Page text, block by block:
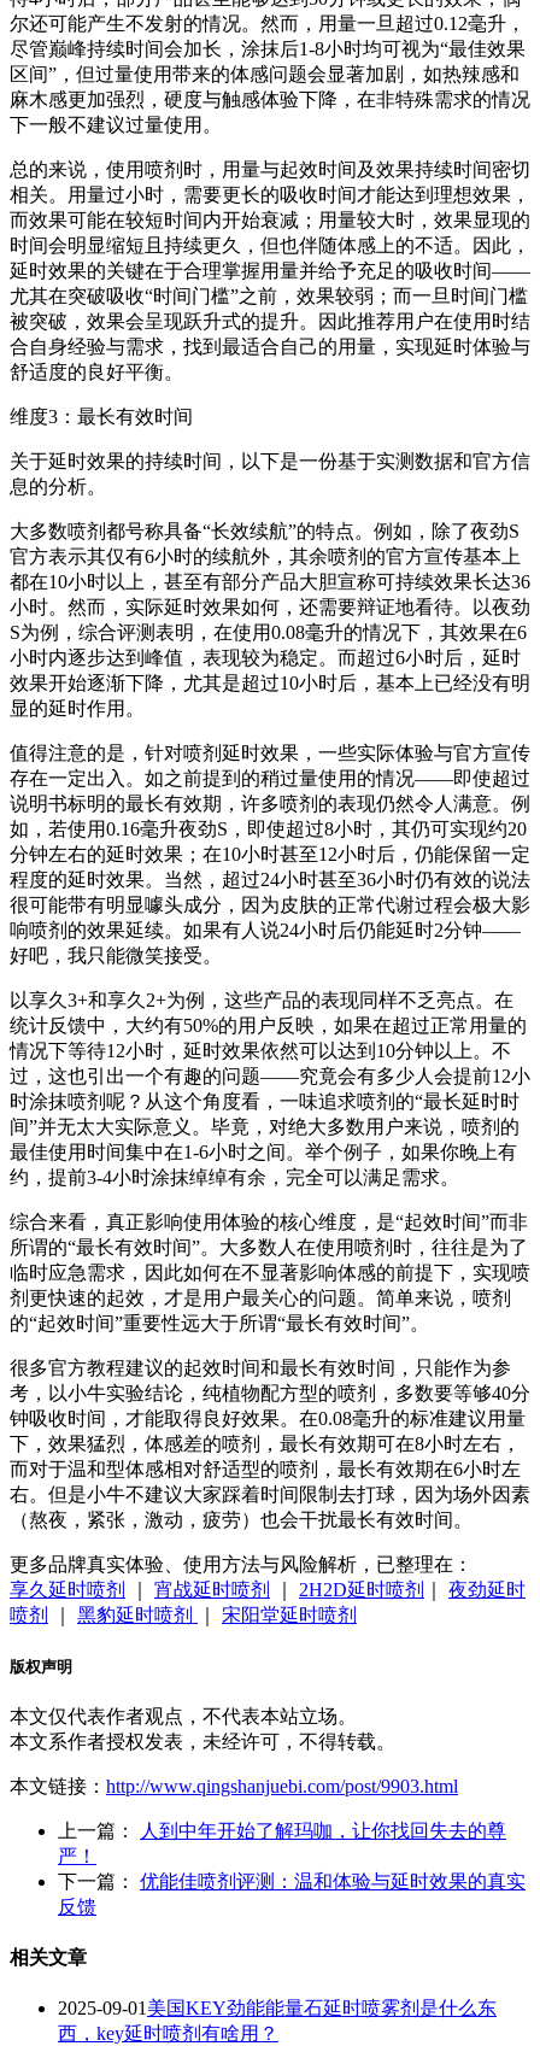
尔还可能产生不发射的情况。然而，用量一旦超过0.12毫升，
尽管巅峰持续时间会加长，涂抹后1-8小时均可视为“最佳效果
区间”，但过量使用带来的体感问题会显著加剧，如热辣感和
麻木感更加强烈，硬度与触感体验下降，在非特殊需求的情况
下一般不建议过量使用。
总的来说，使用喷剂时，用量与起效时间及效果持续时间密切
相关。用量过小时，需要更长的吸收时间才能达到理想效果，
而效果可能在较短时间内开始衰减；用量较大时，效果显现的
时间会明显缩短且持续更久，但也伴随体感上的不适。因此，
延时效果的关键在于合理掌握用量并给予充足的吸收时间——
尤其在突破吸收“时间门槛”之前，效果较弱；而一旦时间门槛
被突破，效果会呈现跃升式的提升。因此推荐用户在使用时结
合自身经验与需求，找到最适合自己的用量，实现延时体验与
舒适度的良好平衡。
维度3：最长有效时间
关于延时效果的持续时间，以下是一份基于实测数据和官方信
息的分析。
大多数喷剂都号称具备“长效续航”的特点。例如，除了夜劲S
官方表示其仅有6小时的续航外，其余喷剂的官方宣传基本上
都在10小时以上，甚至有部分产品大胆宣称可持续效果长达36
小时。然而，实际延时效果如何，还需要辩证地看待。以夜劲
S为例，综合评测表明，在使用0.08毫升的情况下，其效果在6
小时内逐步达到峰值，表现较为稳定。而超过6小时后，延时
效果开始逐渐下降，尤其是超过10小时后，基本上已经没有明
显的延时作用。
值得注意的是，针对喷剂延时效果，一些实际体验与官方宣传
存在一定出入。如之前提到的稍过量使用的情况——即使超过
说明书标明的最长有效期，许多喷剂的表现仍然令人满意。例
如，若使用0.16毫升夜劲S，即使超过8小时，其仍可实现约20
分钟左右的延时效果；在10小时甚至12小时后，仍能保留一定
程度的延时效果。当然，超过24小时甚至36小时仍有效的说法
很可能带有明显噱头成分，因为皮肤的正常代谢过程会极大影
响喷剂的效果延续。如果有人说24小时后仍能延时2分钟——
好吧，我只能微笑接受。
以享久3+和享久2+为例，这些产品的表现同样不乏亮点。在
统计反馈中，大约有50%的用户反映，如果在超过正常用量的
情况下等待12小时，延时效果依然可以达到10分钟以上。不
过，这也引出一个有趣的问题——究竟会有多少人会提前12小
时涂抹喷剂呢？从这个角度看，一味追求喷剂的“最长延时时
间”并无太大实际意义。毕竟，对绝大多数用户来说，喷剂的
最佳使用时间集中在1-6小时之间。举个例子，如果你晚上有
约，提前3-4小时涂抹绰绰有余，完全可以满足需求。
综合来看，真正影响使用体验的核心维度，是“起效时间”而非
所谓的“最长有效时间”。大多数人在使用喷剂时，往往是为了
临时应急需求，因此如何在不显著影响体感的前提下，实现喷
剂更快速的起效，才是用户最关心的问题。简单来说，喷剂
的“起效时间”重要性远大于所谓“最长有效时间”。
很多官方教程建议的起效时间和最长有效时间，只能作为参
考，以小牛实验结论，纯植物配方型的喷剂，多数要等够40分
钟吸收时间，才能取得良好效果。在0.08毫升的标准建议用量
下，效果猛烈，体感差的喷剂，最长有效期可在8小时左右，
而对于温和型体感相对舒适型的喷剂，最长有效期在6小时左
右。但是小牛不建议大家踩着时间限制去打球，因为场外因素
（熬夜，紧张，激动，疲劳）也会干扰最长有效时间。
更多品牌真实体验、使用方法与风险解析，已整理在：
享久延时喷剂
宵战延时喷剂 2H2D延时喷剂
夜劲延时
喷剂
黑豹延时喷剂 宋阳堂延时喷剂
版权声明
本文仅代表作者观点，不代表本站立场。
本文系作者授权发表，未经许可，不得转载。
本文链接： http://www.qingshanjuebi.com/post/9903.html
上一篇：
人到中年开始了解玛咖，让你找回失去的尊
严！
下一篇： 优能佳喷剂评测：温和体验与延时效果的真实
反馈
相关文章
2025-09-01 美国KEY劲能能量石延时喷雾剂是什么东
西，key延时喷剂有啥用？